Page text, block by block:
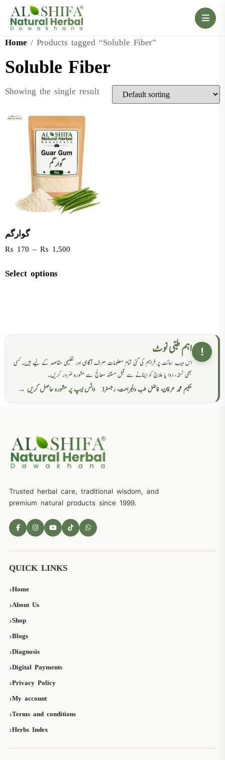
Home / Products tagged “Soluble Fiber”
Soluble Fiber
Showing the single result
گوارگم
₨ 170 – ₨ 1,500
Select options
! اہم طبی نوٹ
اس ویب سائٹ پر فراہم کی گئی تمام معلومات صرف آگاہی اور تعلیمی مقاصد کے لیے ہیں۔ کسی
بھی نسخہ، دوا یا علاج کو اپنانے سے قبل مستند معالج سے مشورہ ضرور کریں۔
حکیم محمد عرفان، فاضل طب والجراحت، رجسٹرڈ
واٹس ایپ پر مشورہ حاصل کریں →
Trusted herbal care, traditional wisdom, and
premium natural products since 1999.
QUICK LINKS
Home
About Us
Shop
Blogs
Diagnosis
Digital Payments
Privacy Policy
My account
Terms and conditions
Herbs Index